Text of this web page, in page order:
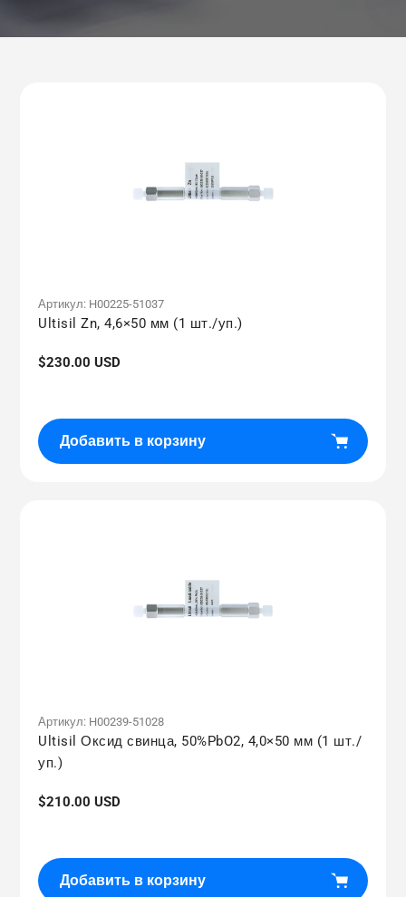
Артикул: H00225-51037
Ultisil Zn, 4,6×50 мм (1 шт./уп.)
Обычная
$230.00 USD
Добавить в корзину
Артикул: H00239-51028
Ultisil Оксид свинца, 50%PbO2, 4,0×50 мм (1 шт./
уп.)
Обычная
$210.00 USD
Добавить в корзину